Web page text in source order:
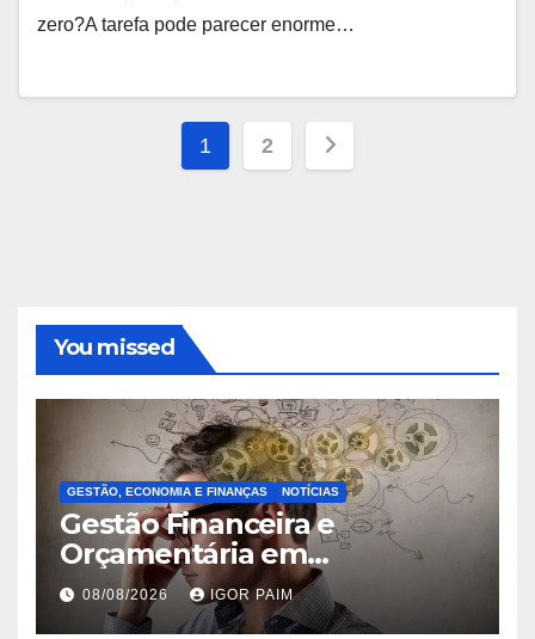
zero?A tarefa pode parecer enorme…
Paginação
1 2
You missed
GESTÃO, ECONOMIA E FINANÇAS NOTÍCIAS
Gestão Financeira e
Orçamentária em
Organizações Públicas:
Desafios e Oportunidades
08/08/2026 IGOR PAIM